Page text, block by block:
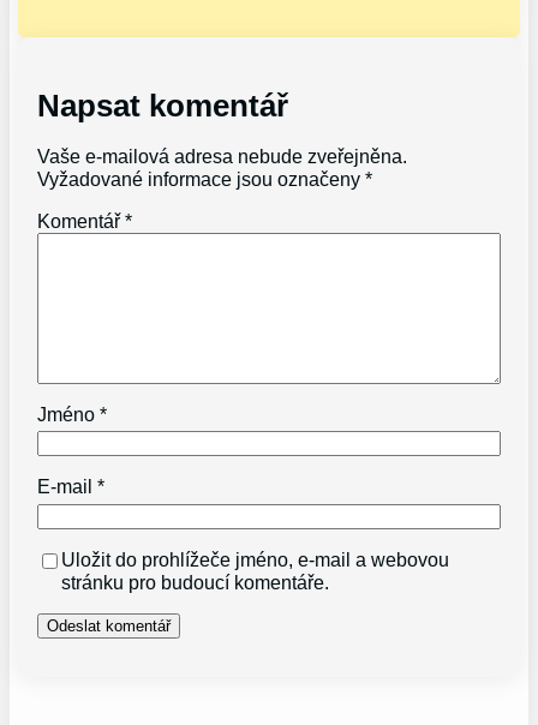
Napsat komentář
Vaše e-mailová adresa nebude zveřejněna.
Vyžadované informace jsou označeny*
Komentář*
Jméno*
E-mail*
Uložit do prohlížeče jméno, e-mail a webovou
stránku pro budoucí komentáře.